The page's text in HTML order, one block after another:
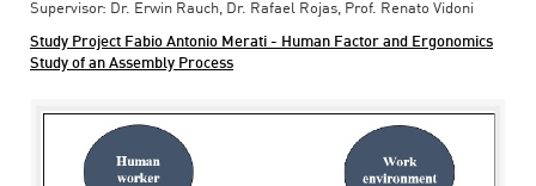
Supervisor: Dr. Erwin Rauch, Dr. Rafael Rojas, Prof. Renato Vidoni
Study Project Fabio Antonio Merati - Human Factor and Ergonomics
Study of an Assembly Process